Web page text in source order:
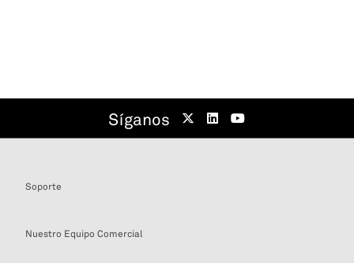
Síganos
Soporte
Nuestro Equipo Comercial